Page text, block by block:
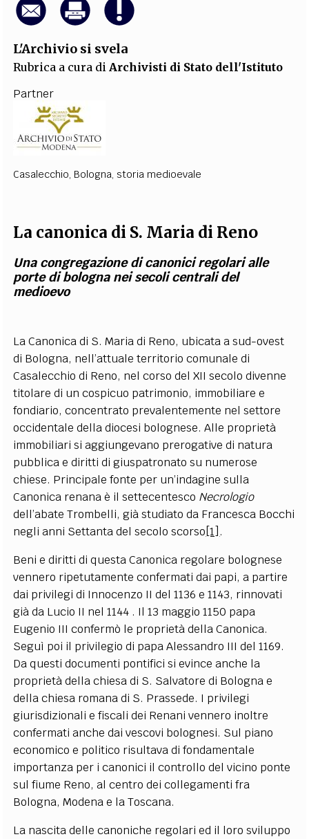
L'Archivio si svela
Rubrica a cura di Archivisti di Stato dell'Istituto
Partner
Casalecchio, Bologna,storia medioevale
La canonica di S. Maria di Reno
Una congregazione di canonici regolari alle
porte di bologna nei secoli centrali del
medioevo
La Canonica di S. Maria di Reno, ubicata a sud-ovest
di Bologna, nell’attuale territorio comunale di
Casalecchio di Reno, nel corso del XII secolo divenne
titolare di un cospicuo patrimonio, immobiliare e
fondiario, concentrato prevalentemente nel settore
occidentale della diocesi bolognese. Alle proprietà
immobiliari si aggiungevano prerogative di natura
pubblica e diritti di giuspatronato su numerose
chiese. Principale fonte per un’indagine sulla
Canonica renana è il settecentesco Necrologio
dell’abate Trombelli, già studiato da Francesca Bocchi
negli anni Settanta del secolo scorso[1] .
Beni e diritti di questa Canonica regolare bolognese
vennero ripetutamente confermati dai papi, a partire
dai privilegi di Innocenzo II del 1136 e 1143, rinnovati
già da Lucio II nel 1144 . Il 13 maggio 1150 papa
Eugenio III confermò le proprietà della Canonica.
Seguì poi il privilegio di papa Alessandro III del 1169.
Da questi documenti pontifici si evince anche la
proprietà della chiesa di S. Salvatore di Bologna e
della chiesa romana di S. Prassede. I privilegi
giurisdizionali e fiscali dei Renani vennero inoltre
confermati anche dai vescovi bolognesi. Sul piano
economico e politico risultava di fondamentale
importanza per i canonici il controllo del vicino ponte
sul fiume Reno, al centro dei collegamenti fra
Bologna, Modena e la Toscana.
La nascita delle canoniche regolari ed il loro sviluppo